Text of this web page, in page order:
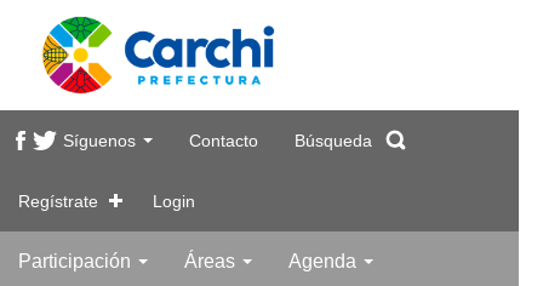
Síguenos Contacto Búsqueda
Regístrate Login
Participación Áreas Agenda